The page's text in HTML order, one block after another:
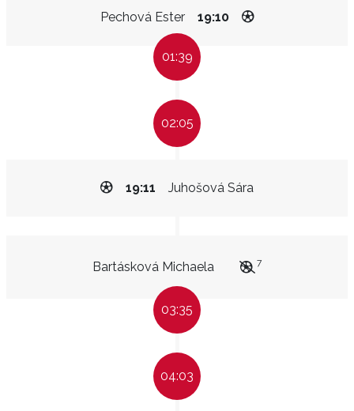
Pechová Ester 19:10
01:39
02:05
Juhošová Sára
19:11
Bartásková Michaela 7
03:35
04:03